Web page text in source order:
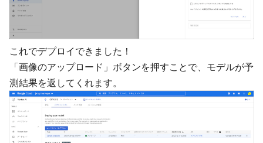
これでデプロイできました！
「画像のアップロード」ボタンを押すことで、モデルが予
測結果を返してくれます。